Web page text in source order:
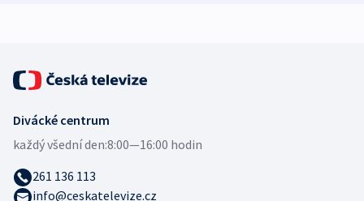
Divácké centrum
každý všední den:8:00—16:00 hodin
261 136 113
info@ceskatelevize.cz